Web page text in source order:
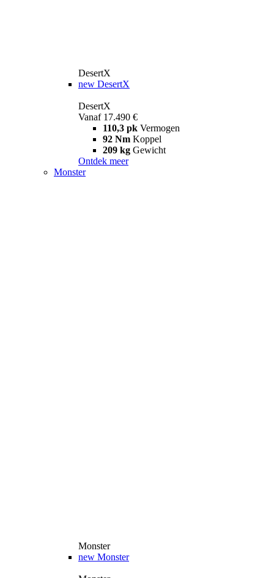
DesertX
new DesertX
DesertX
Vanaf 17.490 €
110,3 pk Vermogen
92 Nm Koppel
209 kg Gewicht
Ontdek meer
Monster
Monster
new Monster